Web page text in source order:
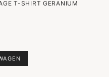
T-SHIRT GERANIUM